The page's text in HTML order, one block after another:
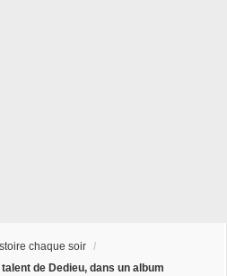
chaque soir /
de Dedieu, dans un album